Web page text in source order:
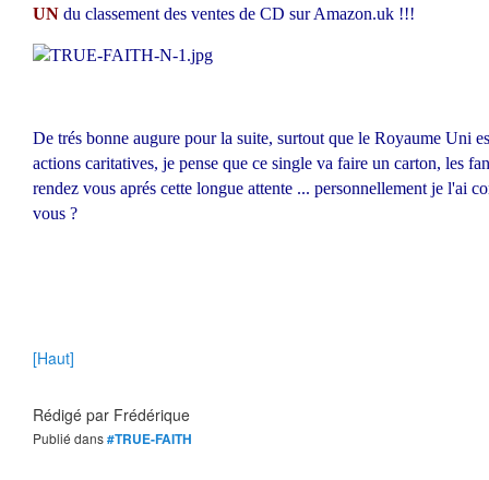
UN du classement des ventes de CD sur Amazon.uk !!!
De trés bonne augure pour la suite, surtout que le Royaume Uni
actions caritatives, je pense que ce single va faire un carton, les
rendez vous aprés cette longue attente ... personnellement je l'ai
vous ?
[Haut]
Rédigé par Frédérique
Publié dans#TRUE-FAITH